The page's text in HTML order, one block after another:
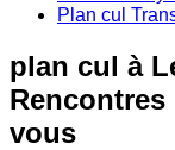
Plan cul
plan cul à
vous